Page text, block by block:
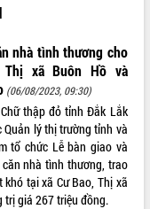
nhà tình thương cho
Thị xã Buôn Hồ và
(06/08/2023, 09:30)
thập đỏ tỉnh Đắk Lắk
Quản lý thị trường tỉnh và
tổ chức Lễ bàn giao và
nhà tình thương, trao
tại xã Cư Bao, Thị xã
trị giá 267 triệu đồng.